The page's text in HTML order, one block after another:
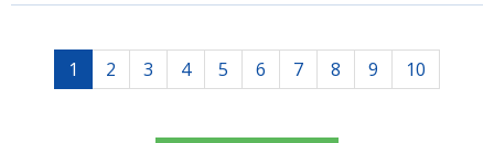
1 2 3 4 5 6 7 8 9 10